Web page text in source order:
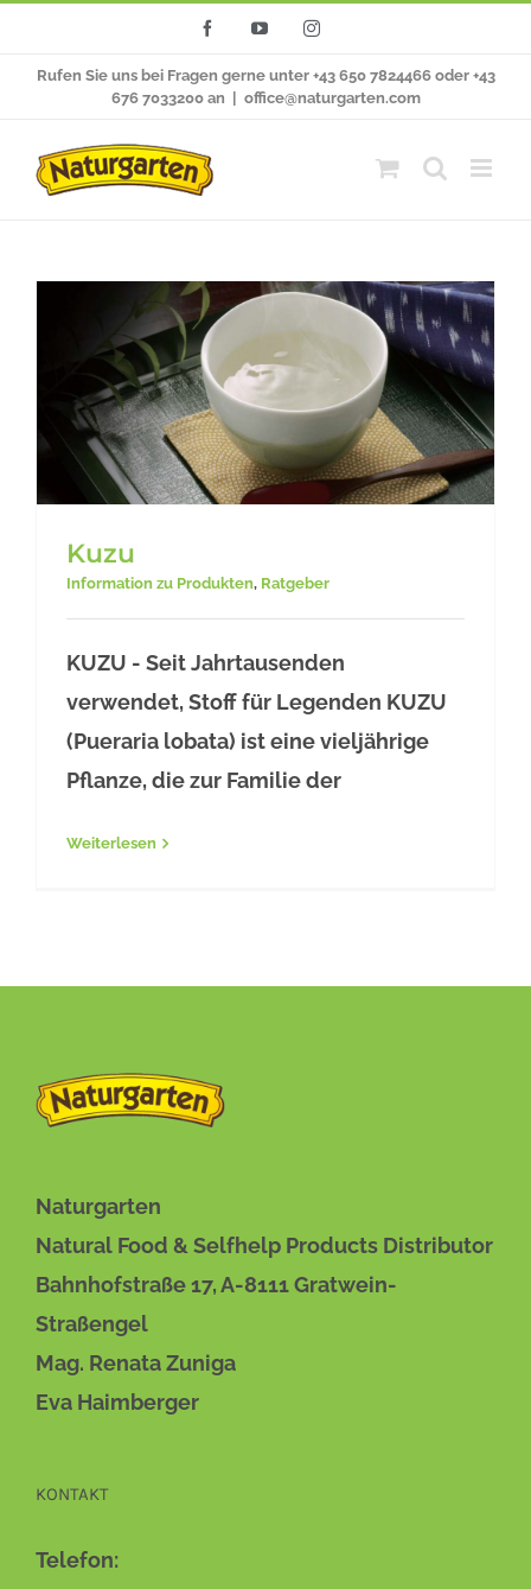
FacebookYouTubeInstagram
Rufen Sie uns bei Fragen gerne unter +43 650 7824466 oder +43
676 7033200 an
office@naturgarten.com
Kuzu
Kuzu
Information zu Produkten, Ratgeber
KUZU - Seit Jahrtausenden
verwendet, Stoff für Legenden KUZU
(Pueraria lobata) ist eine vieljährige
Pflanze, die zur Familie der
Weiterlesen
Naturgarten
Natural Food & Selfhelp Products Distributor
Bahnhofstraße 17, A-8111 Gratwein-
Straßengel
Mag. Renata Zuniga
Eva Haimberger
KONTAKT
Telefon: